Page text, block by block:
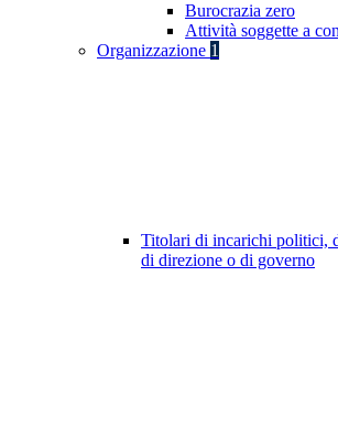
Burocrazia zero
Attività soggette a
Organizzazione 1
Titolari di incarichi politici,
di direzione o di governo